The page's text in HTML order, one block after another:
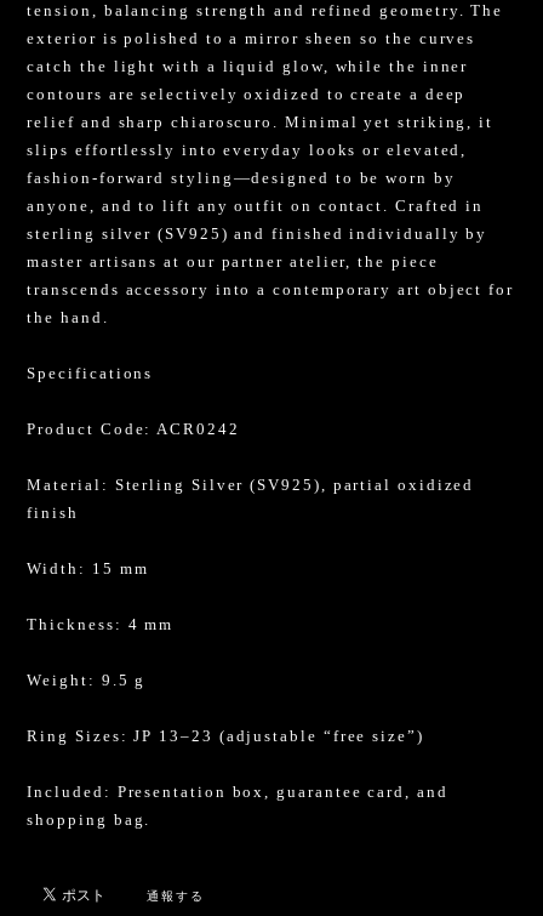
tension, balancing strength and refined geometry. The
exterior is polished to a mirror sheen so the curves
catch the light with a liquid glow, while the inner
contours are selectively oxidized to create a deep
relief and sharp chiaroscuro. Minimal yet striking, it
slips effortlessly into everyday looks or elevated,
fashion-forward styling—designed to be worn by
anyone, and to lift any outfit on contact. Crafted in
sterling silver (SV925) and finished individually by
master artisans at our partner atelier, the piece
transcends accessory into a contemporary art object for
the hand.
Specifications
Product Code: ACR0242
Material: Sterling Silver (SV925), partial oxidized
finish
Width: 15 mm
Thickness: 4 mm
Weight: 9.5 g
Ring Sizes: JP 13–23 (adjustable “free size”)
Included: Presentation box, guarantee card, and
shopping bag.
通報する